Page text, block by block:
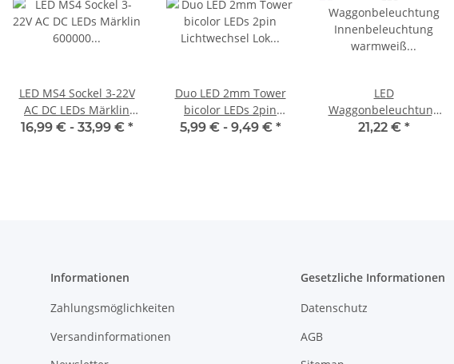
LED MS4 Sockel 3-22V
AC DC LEDs Märklin
600000 600010 600020
16,99 € - 33,99 € *
Duo LED 2mm Tower
bicolor LEDs 2pin
Lichtwechsel Lok
5,99 € - 9,49 € *
LED
Waggonbeleuchtung
Innenbeleuchtung
21,22 € *
Informationen
Zahlungsmöglichkeiten
Versandinformationen
Gesetzliche Informationen
Datenschutz
AGB